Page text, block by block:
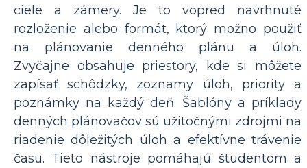
ciele a zámery. Je to vopred navrhnuté
rozloženie alebo formát, ktorý možno použiť
na plánovanie denného plánu a úloh.
Zvyčajne obsahuje priestory, kde si môžete
zapísať schôdzky, zoznamy úloh, priority a
poznámky na každý deň. Šablóny a príklady
denných plánovačov sú užitočnými zdrojmi na
riadenie dôležitých úloh a efektívne trávenie
času. Tieto nástroje pomáhajú študentom a